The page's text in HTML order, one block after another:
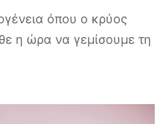
όπου ο κρύος
η ώρα να γεμίσουμε τη